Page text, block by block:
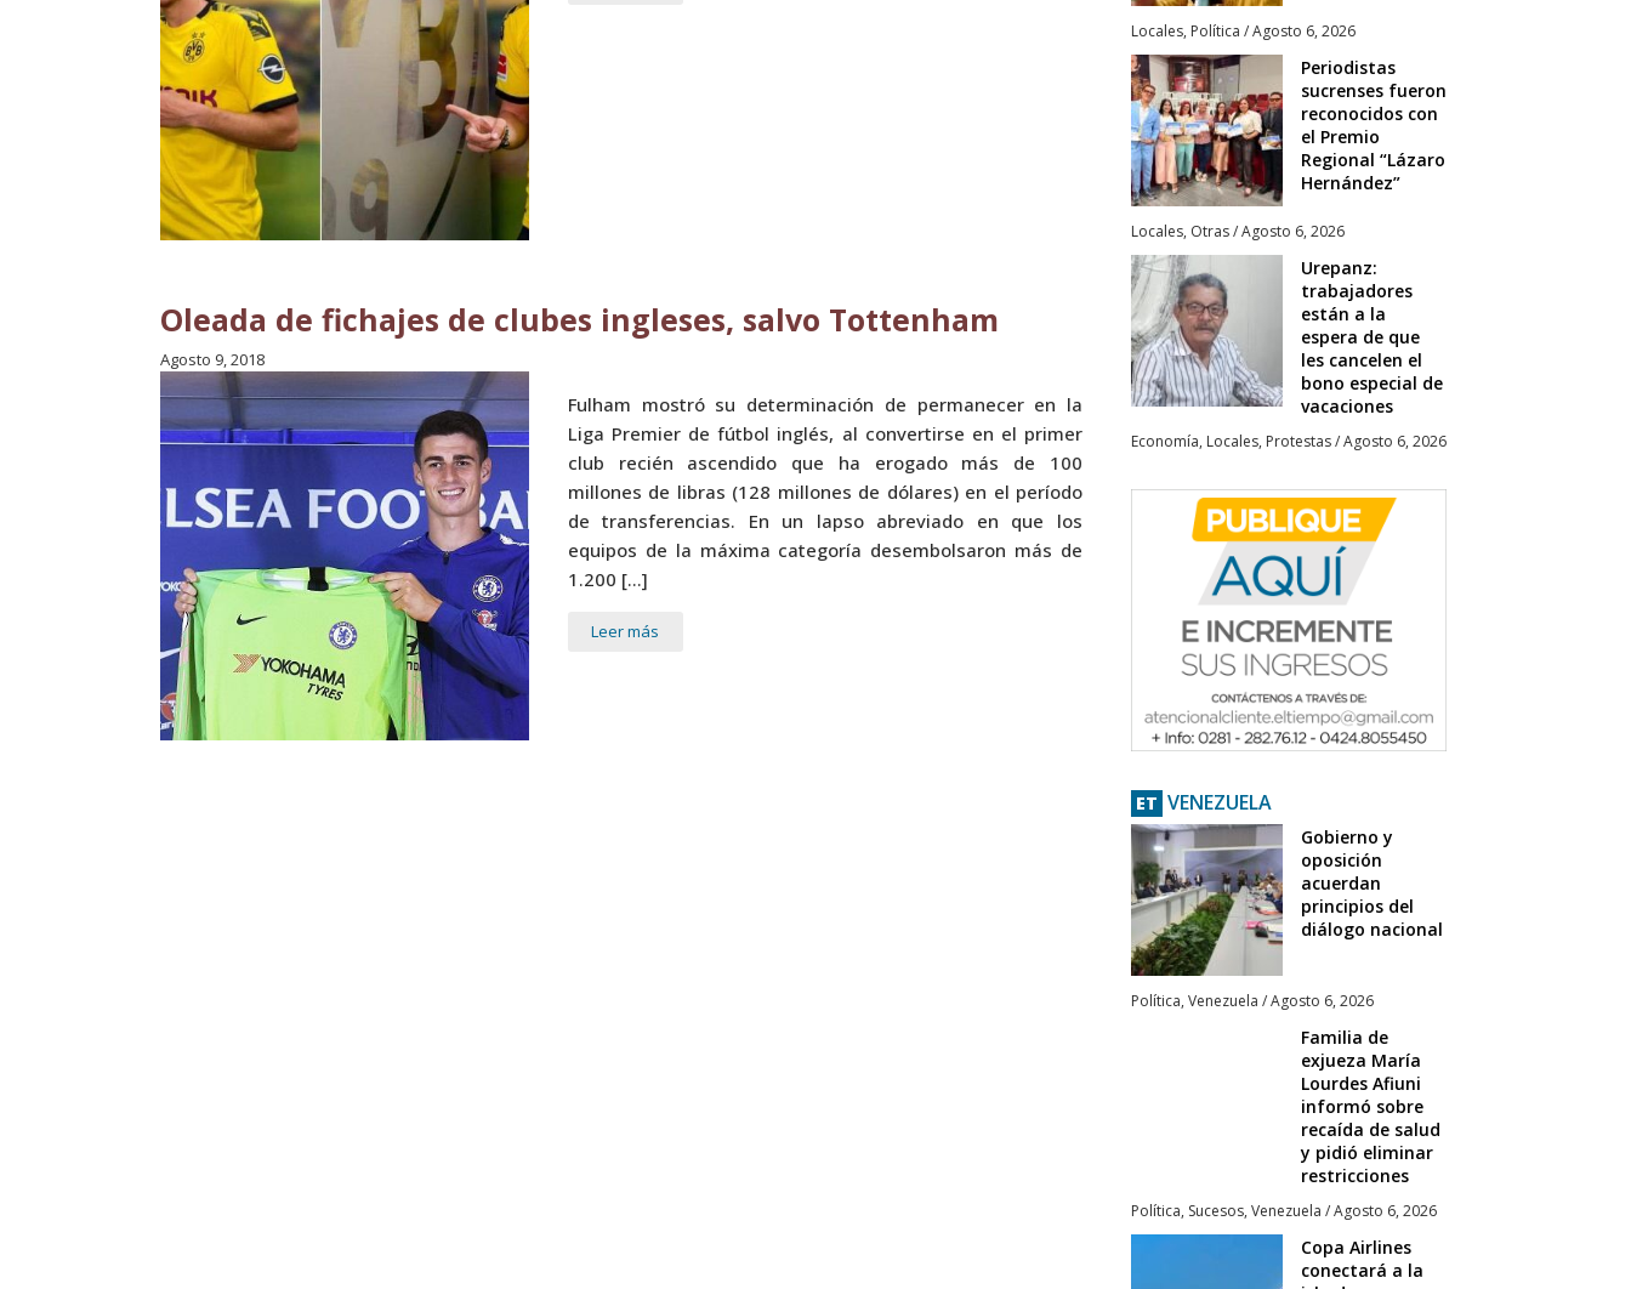
Oleada de fichajes de clubes ingleses, salvo Tottenham
Agosto 9, 2018
Fulham mostró su determinación de permanecer en la
Liga Premier de fútbol inglés, al convertirse en el primer
club recién ascendido que ha erogado más de 100
millones de libras (128 millones de dólares) en el período
de transferencias. En un lapso abreviado en que los
equipos de la máxima categoría desembolsaron más de
1.200 […]
Leer más
Locales, Política /Agosto 6, 2026
Periodistas
sucrenses fueron
reconocidos con
el Premio
Regional “Lázaro
Hernández”
Locales, Otras/Agosto 6, 2026
Urepanz:
trabajadores
están a la
espera de que
les cancelen el
bono especial de
vacaciones
Economía, Locales, Protestas/Agosto 6, 2026
ET VENEZUELA
Gobierno y
oposición
acuerdan
principios del
diálogo nacional
Política, Venezuela /Agosto 6, 2026
Familia de
exjueza María
Lourdes Afiuni
informó sobre
recaída de salud
y pidió eliminar
restricciones
Política, Sucesos, Venezuela /Agosto 6, 2026
Copa Airlines
conectará a la